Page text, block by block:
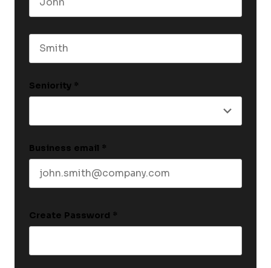
Seniority *
Business email *
Create Password *